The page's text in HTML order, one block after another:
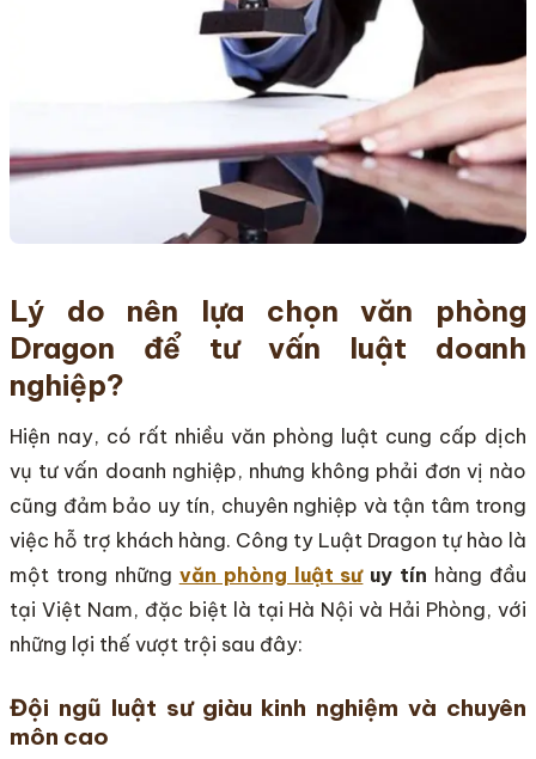
Lý do nên lựa chọn văn phòng
Dragon để tư vấn luật doanh
nghiệp?
Hiện nay, có rất nhiều văn phòng luật cung cấp dịch
vụ tư vấn doanh nghiệp, nhưng không phải đơn vị nào
cũng đảm bảo uy tín, chuyên nghiệp và tận tâm trong
việc hỗ trợ khách hàng. Công ty Luật Dragon tự hào là
một trong những văn phòng luật sưuy tín hàng đầu
tại Việt Nam, đặc biệt là tại Hà Nội và Hải Phòng, với
những lợi thế vượt trội sau đây:
Đội ngũ luật sư giàu kinh nghiệm và chuyên
môn cao